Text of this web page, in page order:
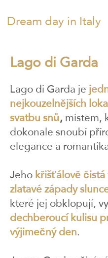
Dream day in Italy
Lago di Garda
Lago di Garda je
nejkouzelnějších
svatbu snů,místem,
dokonale snoubí
elegance a
Jehokřišťálově
zlatavé západy
které jej obklopují,
dechberoucí kulisu
výjimečný den.​​